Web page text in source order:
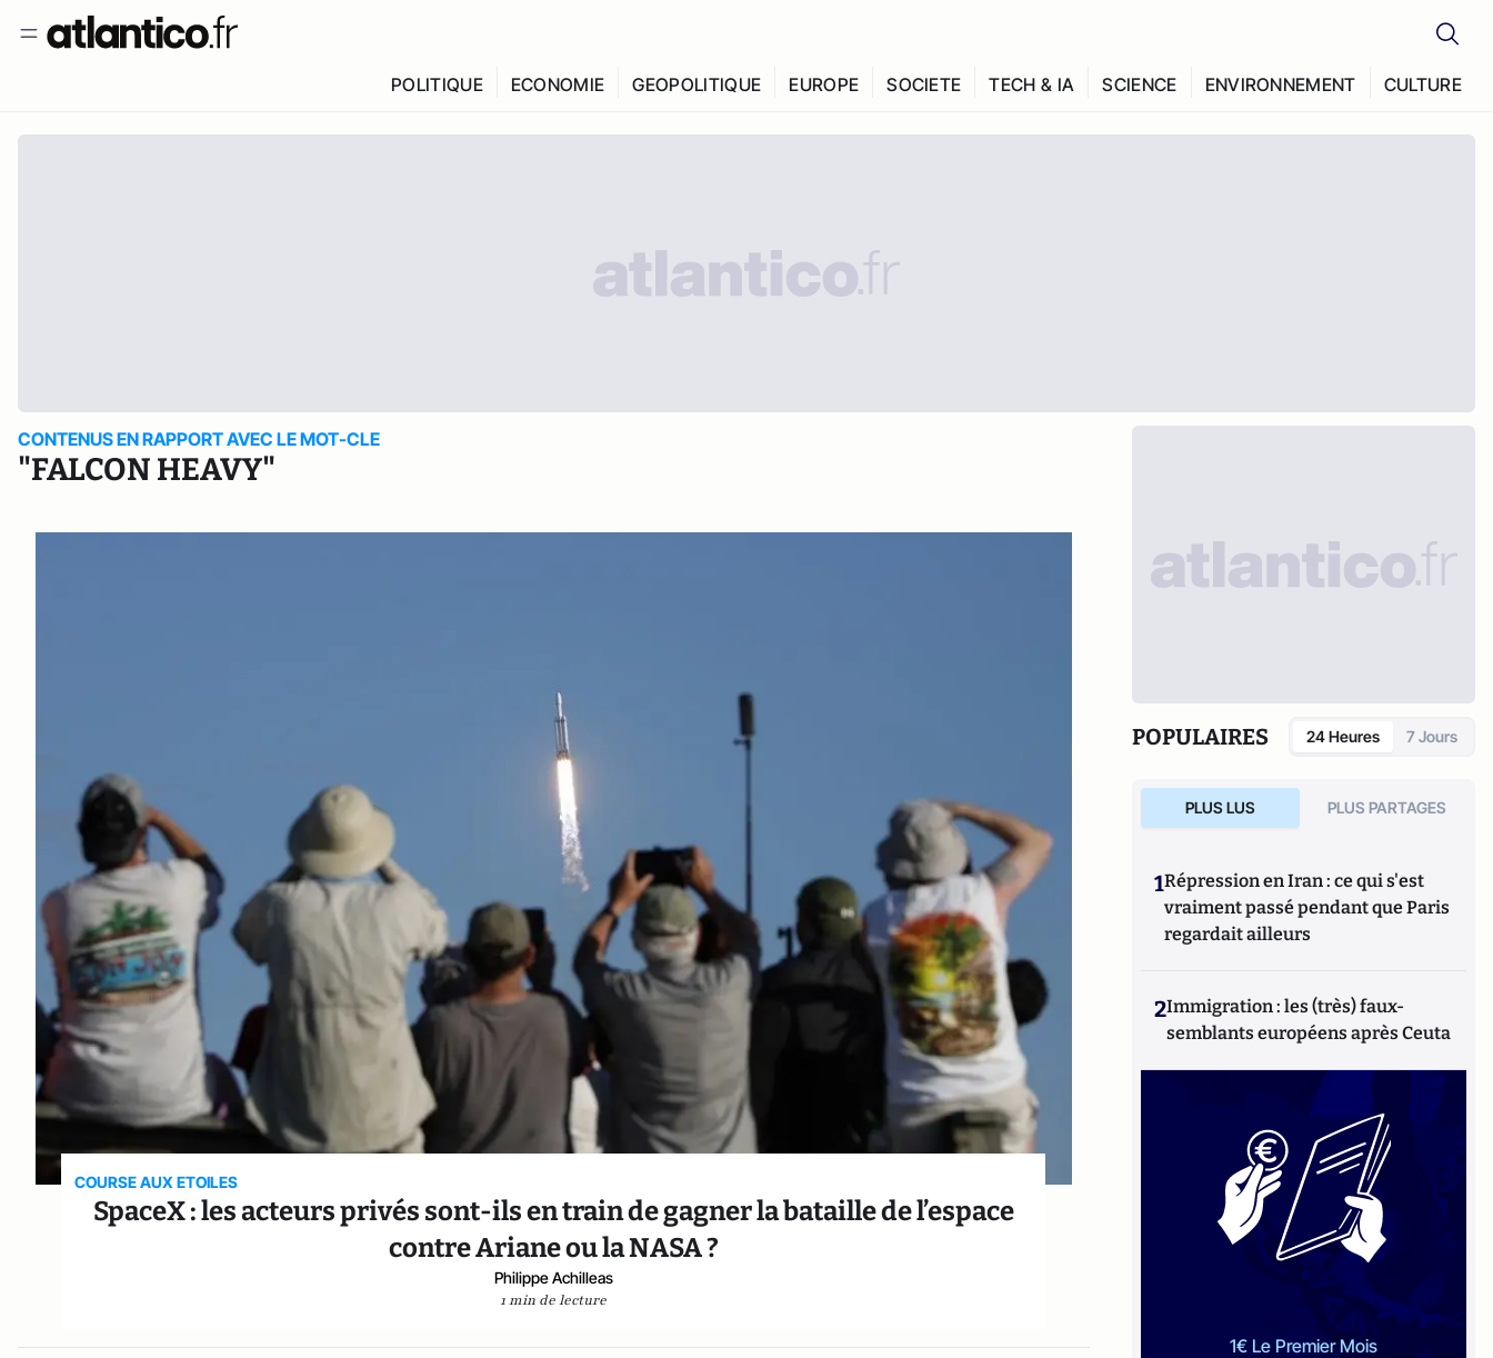
POLITIQUE ECONOMIE GEOPOLITIQUE EUROPE SOCIETE TECH & IA SCIENCE ENVIRONNEMENT CULTURE
CONTENUS EN RAPPORT AVEC LE MOT-CLE
"FALCON HEAVY"
COURSE AUX ETOILES
SpaceX : les acteurs privés sont-ils en train de gagner la bataille de l’espace
contre Ariane ou la NASA ?
Philippe Achilleas
1 min de lecture
POPULAIRES 24 Heures 7 Jours
PLUS LUS PLUS PARTAGES
1Répression en Iran : ce qui s'est
vraiment passé pendant que Paris
regardait ailleurs
2Immigration : les (très) faux-
semblants européens après Ceuta
1€ Le Premier Mois